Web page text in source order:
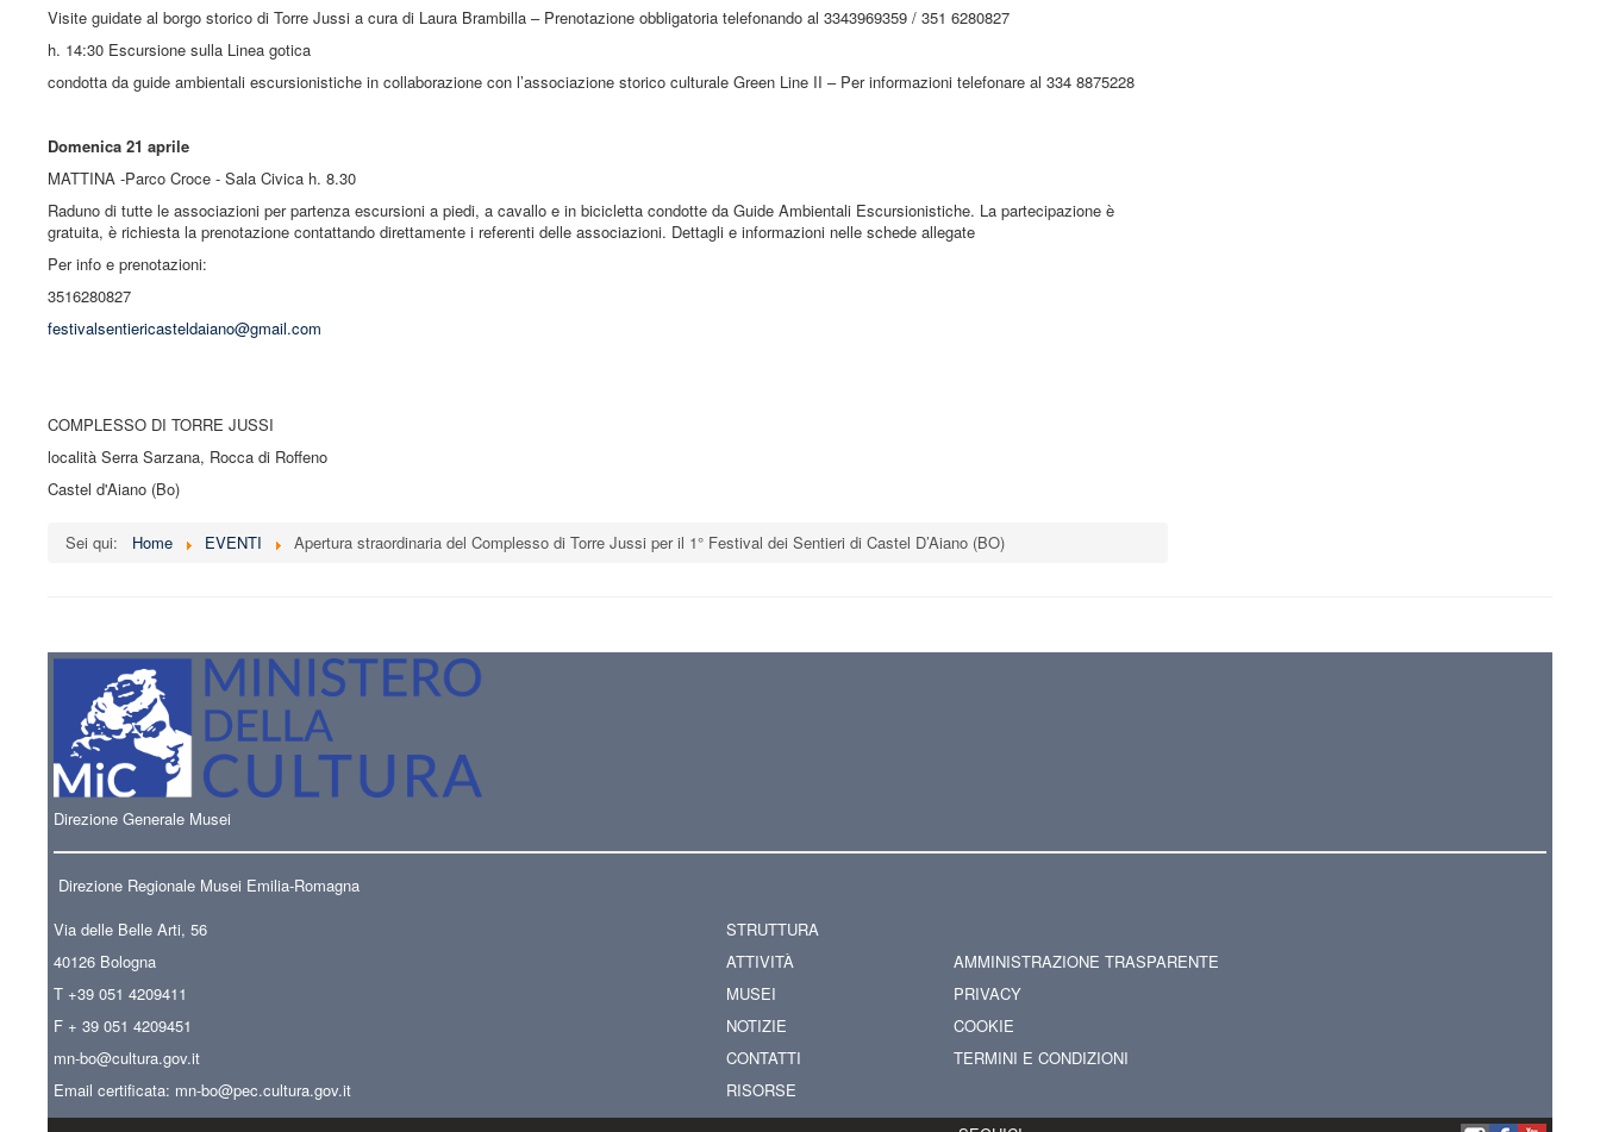
Visite guidate al borgo storico di Torre Jussi a cura di Laura Brambilla – Prenotazione obbligatoria telefonando al 3343969359 / 351 6280827
h. 14:30 Escursione sulla Linea gotica
condotta da guide ambientali escursionistiche in collaborazione con l’associazione storico culturale Green Line II – Per informazioni telefonare al 334 8875228
Domenica 21 aprile
MATTINA -Parco Croce - Sala Civica h. 8.30
Raduno di tutte le associazioni per partenza escursioni a piedi, a cavallo e in bicicletta condotte da Guide Ambientali Escursionistiche. La partecipazione è
gratuita, è richiesta la prenotazione contattando direttamente i referenti delle associazioni. Dettagli e informazioni nelle schede allegate
Per info e prenotazioni:
3516280827
festivalsentiericasteldaiano@gmail.com
COMPLESSO DI TORRE JUSSI
località Serra Sarzana, Rocca di Roffeno
Castel d'Aiano (Bo)
Sei qui: Home EVENTI Apertura straordinaria del Complesso di Torre Jussi per il 1° Festival dei Sentieri di Castel D’Aiano (BO)
Direzione Generale Musei
Direzione Regionale Musei Emilia-Romagna
Via delle Belle Arti, 56
40126 Bologna
T +39 051 4209411
F + 39 051 4209451
mn-bo@cultura.gov.it
Email certificata: mn-bo@pec.cultura.gov.it
STRUTTURA
ATTIVITÀ
MUSEI
NOTIZIE
CONTATTI
RISORSE
AMMINISTRAZIONE TRASPARENTE
PRIVACY
COOKIE
TERMINI E CONDIZIONI